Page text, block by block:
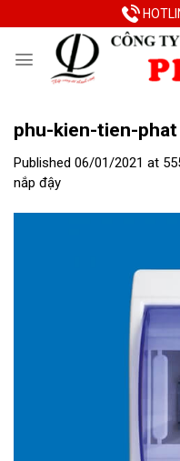
to
phu-kien-tien-phat
Published 06/01/2021 at
nắp đậy